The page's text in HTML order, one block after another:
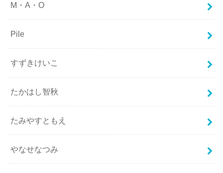
M・A・O
Pile
すずきけいこ
たかはし智秋
たみやすともえ
やなせなつみ